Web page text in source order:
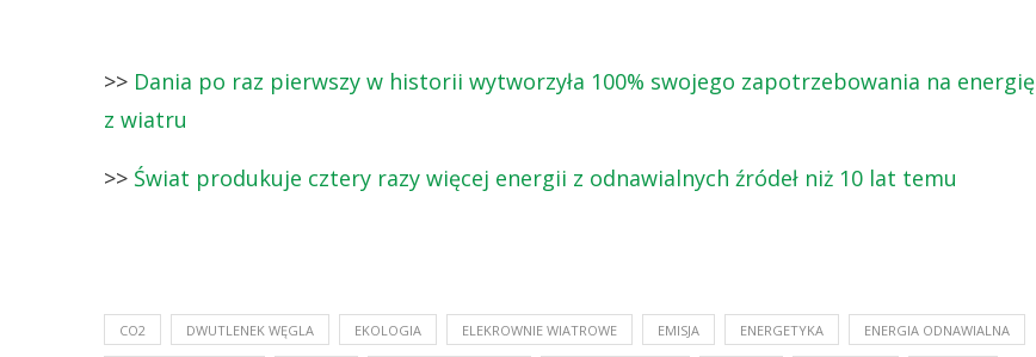
>> Dania po raz pierwszy w historii wytworzyła 100% swojego zapotrzebowania na energię
z wiatru
>> Świat produkuje cztery razy więcej energii z odnawialnych źródeł niż 10 lat temu
CO2 DWUTLENEK WĘGLA EKOLOGIA ELEKROWNIE WIATROWE EMISJA ENERGETYKA ENERGIA ODNAWIALNA